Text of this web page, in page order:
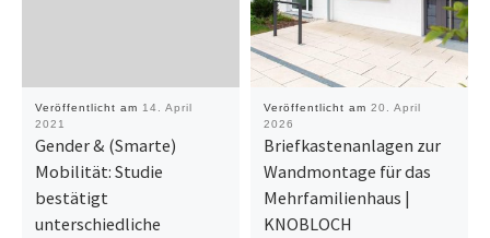
Veröffentlicht am 14. April
2021
Gender & (Smarte)
Mobilität: Studie
bestätigt
unterschiedliche
Veröffentlicht am 20. April
2026
Briefkastenanlagen zur
Wandmontage für das
Mehrfamilienhaus |
KNOBLOCH